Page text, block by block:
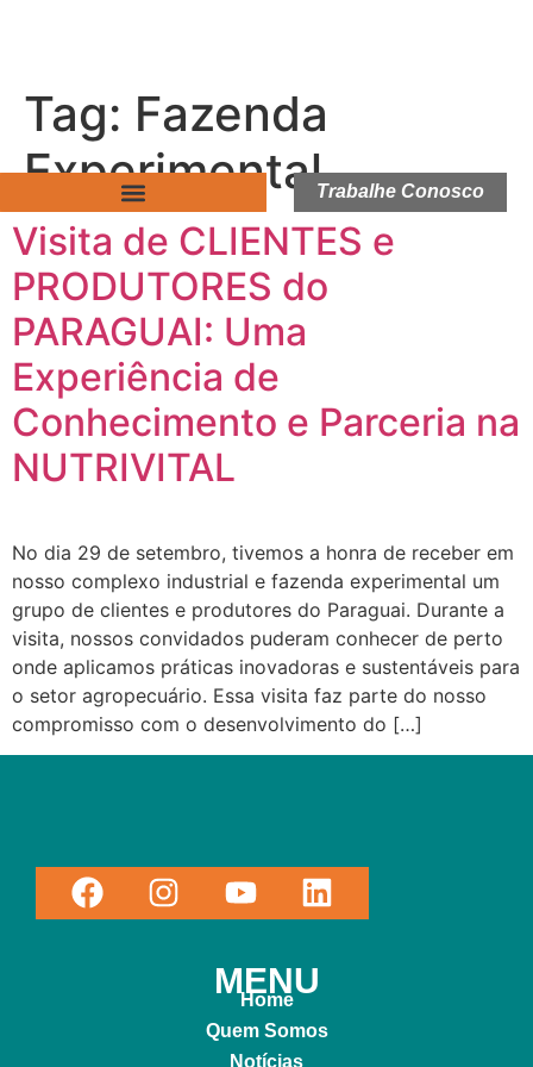
Trabalhe Conosco
Tag: Fazenda
Experimental
Visita de CLIENTES e
PRODUTORES do
PARAGUAI: Uma
Experiência de
Conhecimento e Parceria na
NUTRIVITAL
No dia 29 de setembro, tivemos a honra de receber em
nosso complexo industrial e fazenda experimental um
grupo de clientes e produtores do Paraguai. Durante a
visita, nossos convidados puderam conhecer de perto
onde aplicamos práticas inovadoras e sustentáveis para
o setor agropecuário. Essa visita faz parte do nosso
compromisso com o desenvolvimento do […]
MENU
Home
Quem Somos
Notícias